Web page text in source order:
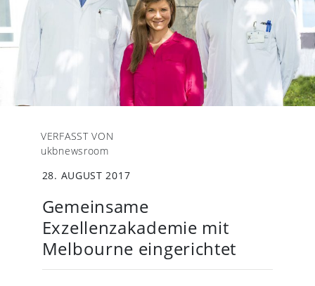
VERFASST VON
ukbnewsroom
28. AUGUST 2017
Gemeinsame
Exzellenzakademie mit
Melbourne eingerichtet